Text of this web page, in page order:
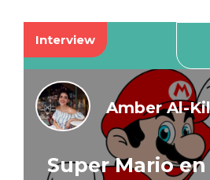
Interview
Amber Al-
Super Mario en